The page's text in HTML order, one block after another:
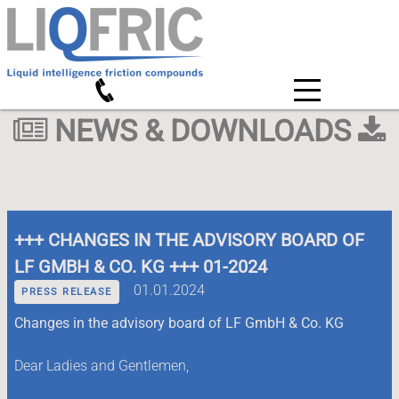
NEWS & DOWNLOADS
+++ CHANGES IN THE ADVISORY BOARD OF
LF GMBH & CO. KG +++ 01-2024
PRESS RELEASE
01.01.2024
Changes in the advisory board of LF GmbH & Co. KG
Dear Ladies and Gentlemen,